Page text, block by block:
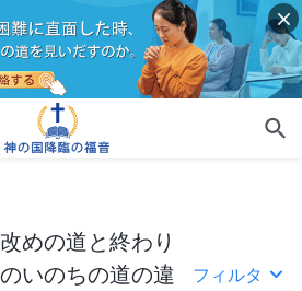
めの道と終わり
いのちの道の違
フィルタ